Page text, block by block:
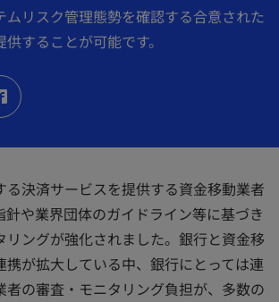
ムリスク管理態勢を確認する合意された
することが可能です。
し
い
る決済サービスを提供する資金移動業者
針や業界団体のガイドライン等に基づき
リングが強化されました。銀行と資金移
携が拡大している中、銀行にとっては連
者の審査・モニタリング負担が、多数の